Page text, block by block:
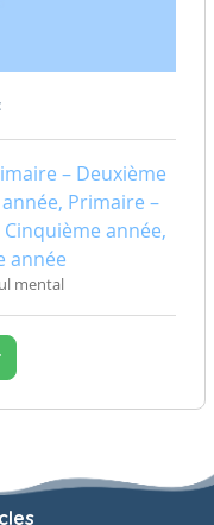
– Deuxième
Primaire –
année,
année
mental